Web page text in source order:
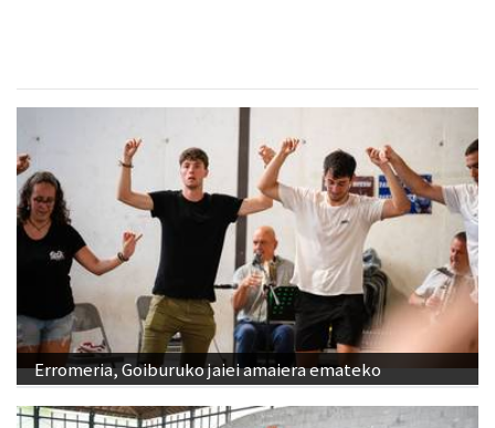
Erromeria, Goiburuko jaiei amaiera emateko